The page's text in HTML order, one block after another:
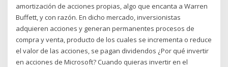
amortización de acciones propias, algo que encanta a Warren
Buffett, y con razón. En dicho mercado, inversionistas
adquieren acciones y generan permanentes procesos de
compra y venta, producto de los cuales se incrementa o reduce
el valor de las acciones, se pagan dividendos ¿Por qué invertir
en acciones de Microsoft? Cuando quieras invertir en el